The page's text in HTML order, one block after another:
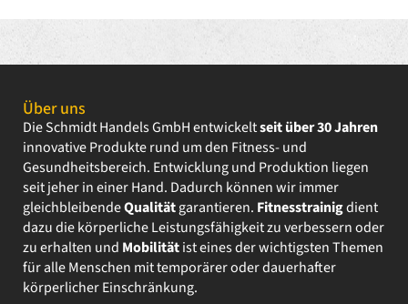
Über uns
Die Schmidt Handels GmbH entwickeltseit über 30 Jahren
innovative Produkte rund um den Fitness- und
Gesundheitsbereich. Entwicklung und Produktion liegen
seit jeher in einer Hand. Dadurch können wir immer
gleichbleibendeQualitätgarantieren. Fitnesstrainigdient
dazu die körperliche Leistungsfähigkeit zu verbessern oder
zu erhalten und Mobilitätist eines der wichtigsten Themen
für alle Menschen mit temporärer oder dauerhafter
körperlicher Einschränkung.